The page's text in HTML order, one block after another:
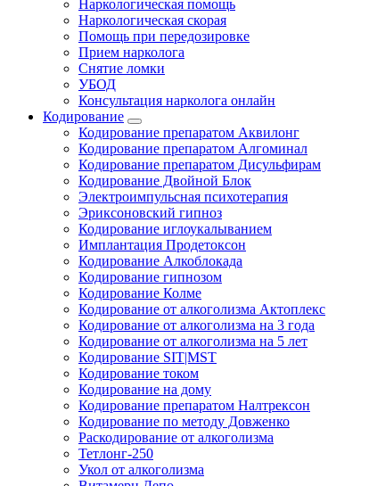
Наркологическая помощь
Наркологическая скорая
Помощь при передозировке
Прием нарколога
Снятие ломки
УБОД
Консультация нарколога онлайн
Кодирование
Кодирование препаратом Аквилонг
Кодирование препаратом Алгоминал
Кодирование препаратом Дисульфирам
Кодирование Двойной Блок
Электроимпульсная психотерапия
Эриксоновский гипноз
Кодирование иглоукалыванием
Имплантация Продетоксон
Кодирование Алкоблокада
Кодирование гипнозом
Кодирование Колме
Кодирование от алкоголизма Актоплекс
Кодирование от алкоголизма на 3 года
Кодирование от алкоголизма на 5 лет
Кодирование SIT|MST
Кодирование током
Кодирование на дому
Кодирование препаратом Налтрексон
Кодирование по методу Довженко
Раскодирование от алкоголизма
Тетлонг-250
Укол от алкоголизма